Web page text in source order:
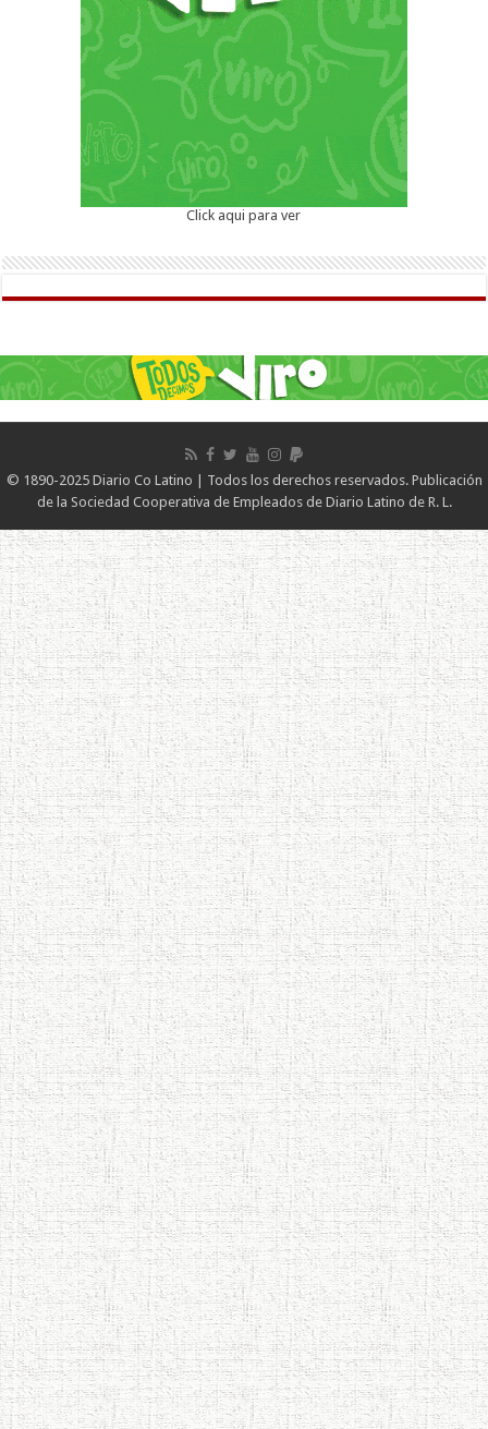
Click aqui para ver
© 1890-2025 Diario Co Latino | Todos los derechos reservados. Publicación
de la Sociedad Cooperativa de Empleados de Diario Latino de R. L.